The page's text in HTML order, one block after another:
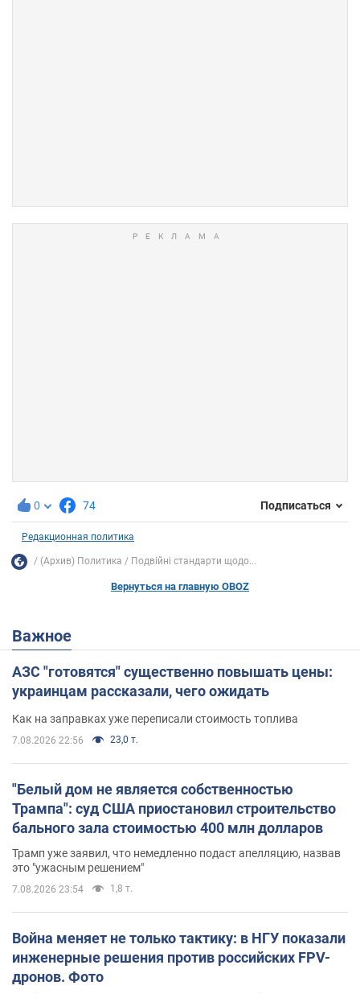
0 74 Подписаться
Редакционная политика
(Архив) Политика Подвійні стандарти щодо...
Вернуться на главную OBOZ
Важное
АЗС "готовятся" существенно повышать цены:
украинцам рассказали, чего ожидать
Как на заправках уже переписали стоимость топлива
7.08.2026 22:56 23,0 т.
"Белый дом не является собственностью
Трампа": суд США приостановил строительство
бального зала стоимостью 400 млн долларов
Трамп уже заявил, что немедленно подаст апелляцию, назвав
это "ужасным решением"
7.08.2026 23:54 1,8 т.
Война меняет не только тактику: в НГУ показали
инженерные решения против российских FPV-
дронов. Фото